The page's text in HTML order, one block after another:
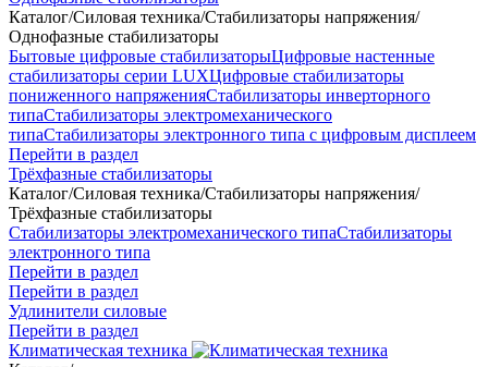
Каталог/Силовая техника/Стабилизаторы напряжения/
Однофазные стабилизаторы
Бытовые цифровые стабилизаторыЦифровые настенные
стабилизаторы серии LUXЦифровые стабилизаторы
пониженного напряженияСтабилизаторы инверторного
типаСтабилизаторы электромеханического
типаСтабилизаторы электронного типа с цифровым дисплеем
Перейти в раздел
Трёхфазные стабилизаторы
Каталог/Силовая техника/Стабилизаторы напряжения/
Трёхфазные стабилизаторы
Стабилизаторы электромеханического типаСтабилизаторы
электронного типа
Перейти в раздел
Перейти в раздел
Удлинители силовые
Перейти в раздел
Климатическая техника